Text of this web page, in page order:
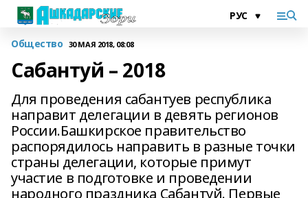
Общество 30 МАЯ 2018, 08:08
Сабантуй – 2018
Для проведения сабантуев республика
направит делегации в девять регионов
России.Башкирское правительство
распорядилось направить в разные точки
страны делегации, которые примут
участие в подготовке и проведении
народного праздника Сабантуй. Первые